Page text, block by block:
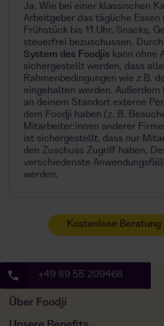
Ja. Wie bei einer klassischen
Arbeitgeber das tägliche
Frühstück bis 11 Uhr, Snacks,
steuerfrei bezuschussen.
System des Foodjiskann ohne
sichergestellt werden, dass
Rahmenbedingungen wie z.B.
eingehalten werden. Außerdem
an deinem Standort externe
dem Foodji haben (z. B.
Mitarbeiter:innen anderer
ist sichergestellt, dass nur
den Zuschuss Zugriff haben.
verschiedenste
werden.
Kostenlose Beratung
+49 89 55 209468
Über Foodji